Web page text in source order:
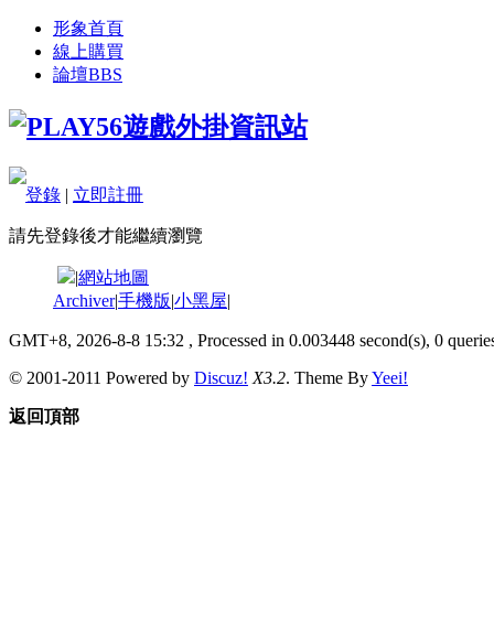
形象首頁
線上購買
論壇BBS
登錄 | 立即註冊
請先登錄後才能繼續瀏覽
|網站地圖
Archiver|手機版|小黑屋|
GMT+8, 2026-8-8 15:32 , Processed in 0.003448 second(s), 0
© 2001-2011 Powered by Discuz! X3.2. Theme ByYeei!
返回頂部